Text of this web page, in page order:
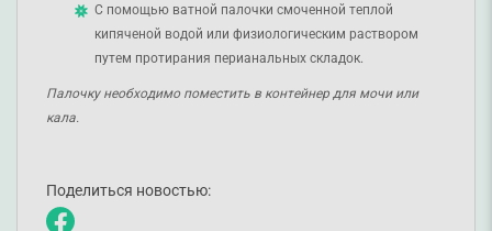
С помощью ватной палочки смоченной теплой
кипяченой водой или физиологическим раствором
путем протирания перианальных складок.
Палочку необходимо поместить в контейнер для мочи или
кала.
Поделиться новостью: